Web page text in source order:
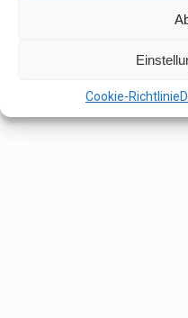
Cookie-Richtlinie